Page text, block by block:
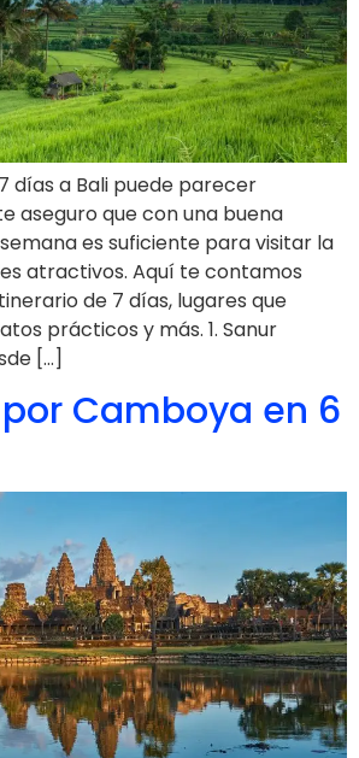
días a Bali puede parecer
aseguro que con una buena
es suficiente para visitar la
atractivos. Aquí te contamos
de 7 días, lugares que
prácticos y más. 1. Sanur
[…]
Camboya en 6